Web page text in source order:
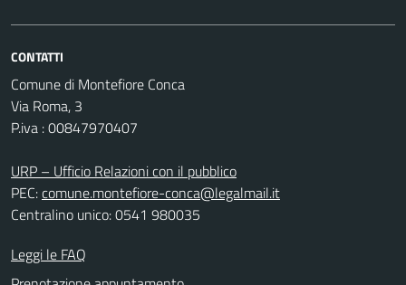
CONTATTI
Comune di Montefiore Conca
Via Roma, 3
P.iva : 00847970407
URP – Ufficio Relazioni con il pubblico
PEC:comune.montefiore-conca@legalmail.it
Centralino unico: 0541 980035
Leggi le FAQ